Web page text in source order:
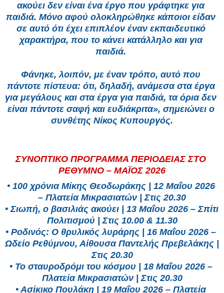
ακούει δεν είναι ένα έργο που γράφτηκε για
παιδιά. Μόνο αφού ολοκληρώθηκε κάποιοι είδαν
σε αυτό ότι έχει επιπλέον έναν εκπαιδευτικό
χαρακτήρα, που το κάνει κατάλληλο και για
παιδιά.
Φάνηκε, λοιπόν, με έναν τρόπο, αυτό που
πάντοτε πίστευα: ότι, δηλαδή, ανάμεσα στα έργα
για μεγάλους και στα έργα για παιδιά, τα όρια δεν
είναι πάντοτε σαφή και ευδιάκριτα», σημειώνει ο
συνθέτης Νίκος Κυπουργός.
ΣΥΝΟΠΤΙΚΟ ΠΡΟΓΡΑΜΜΑ ΠΕΡΙΟΔΕΙΑΣ ΣΤΟ
ΡΕΘΥΜΝΟ – ΜΑΪΟΣ 2026
• 100 χρόνια Μίκης Θεοδωράκης | 12 Μαΐου 2026
– Πλατεία Μικρασιατών | Στις 20.30
• Σιωπή, ο βασιλιάς ακούει | 13 Μαΐου 2026 – Σπίτι
Πολιτισμού | Στις 10.00 & 11.30
• Ροδινός: O θρυλικός λυράρης | 16 Μαΐου 2026 –
Ωδείο Ρεθύμνου, Αίθουσα Παντελής Πρεβελάκης |
Στις 20.30
• Το σταυροδρόμι του κόσμου | 18 Μαΐου 2026 –
Πλατεία Μικρασιατών | Στις 20.30
• Ασίκικο Πουλάκη | 19 Μαΐου 2026 – Πλατεία